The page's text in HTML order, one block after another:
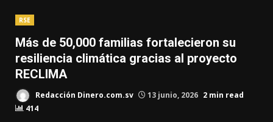
RSE
Más de 50,000 familias fortalecieron su
resiliencia climática gracias al proyecto
RECLIMA
Redacción Dinero.com.sv 13 junio, 2026 2 min read
414